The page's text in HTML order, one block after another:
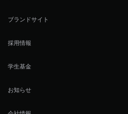
ブランドサイト
採用情報
学生基金
お知らせ